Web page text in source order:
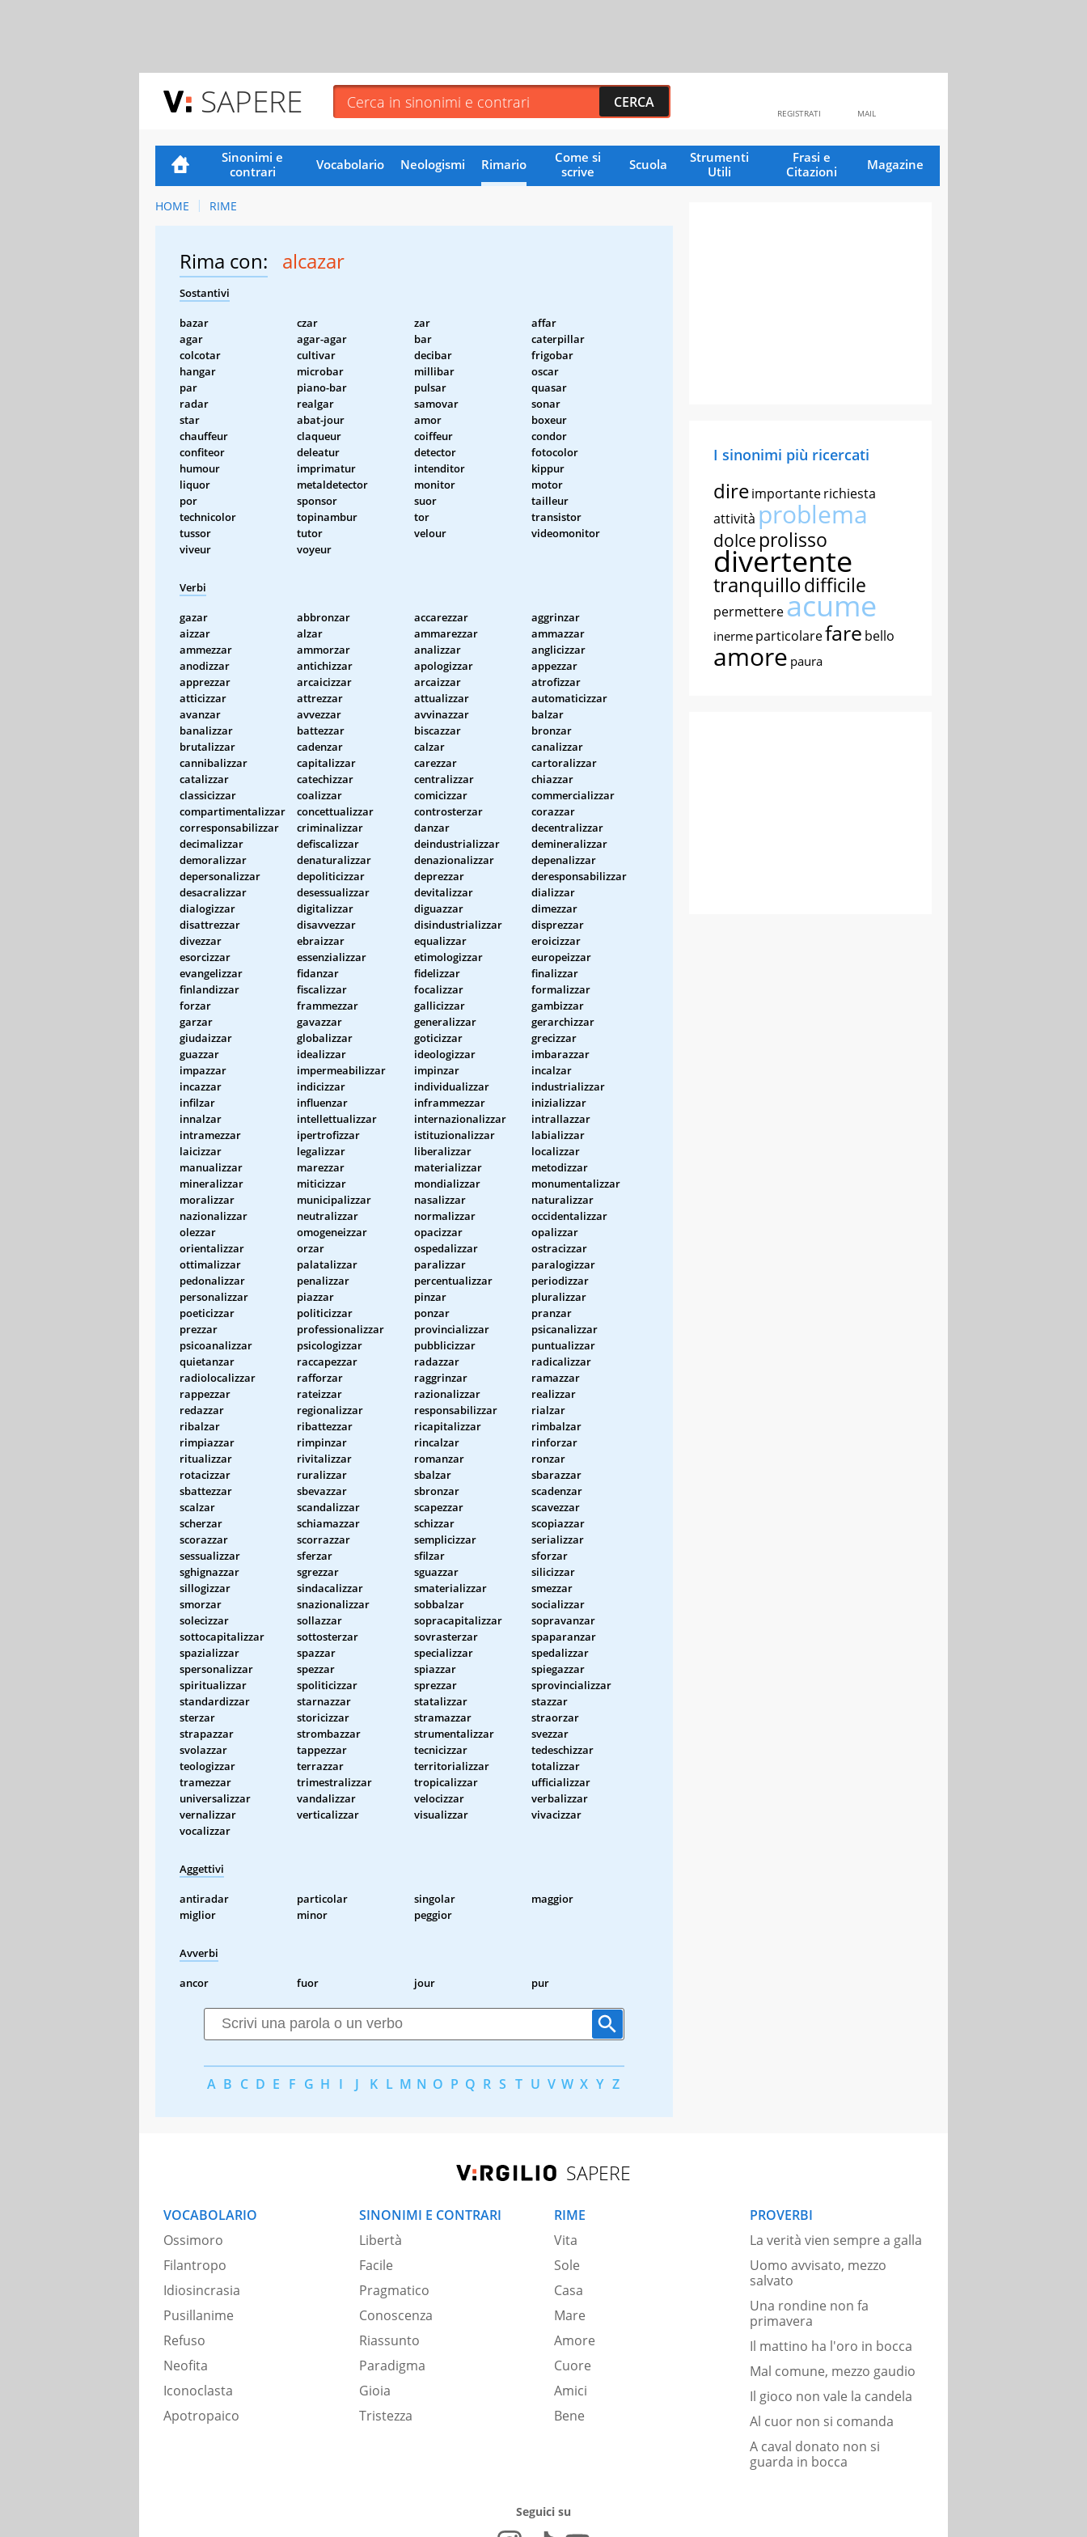
SAPERE MAIL
REGISTRATI
Sinonimi e
contrari
Vocabolario Neologismi Rimario
Come si
scrive
Scuola
Strumenti
Utili
Frasi e
Citazioni
Magazine
HOME RIME
Rima con: alcazar
Sostantivi
bazar czar zar
affar
agar
agar-agar bar
caterpillar
colcotar
cultivar decibar
frigobar
hangar
microbar millibar
oscar
par
piano-bar pulsar
quasar
radar
realgar samovar
sonar
star
abat-jour amor
boxeur
chauffeur
claqueur coiffeur
condor
confiteor
deleatur detector
fotocolor
humour
imprimatur intenditor
kippur
liquor
metaldetector monitor
motor
por
sponsor suor
tailleur
technicolor
topinambur tor
transistor
tussor
tutor velour
videomonitor
viveur
voyeur
Verbi
gazar abbronzar accarezzar
aggrinzar
aizzar
alzar ammarezzar
ammazzar
ammezzar
ammorzar analizzar
anglicizzar
anodizzar
antichizzar apologizzar
appezzar
apprezzar
arcaicizzar arcaizzar
atrofizzar
atticizzar
attrezzar attualizzar
automaticizzar
avanzar
avvezzar avvinazzar
balzar
banalizzar
battezzar biscazzar
bronzar
brutalizzar
cadenzar calzar
canalizzar
cannibalizzar
capitalizzar carezzar
cartoralizzar
catalizzar
catechizzar centralizzar
chiazzar
classicizzar
coalizzar comicizzar
commercializzar
compartimentalizzar
concettualizzar controsterzar
corazzar
corresponsabilizzar
criminalizzar danzar
decentralizzar
decimalizzar
defiscalizzar deindustrializzar
demineralizzar
demoralizzar
denaturalizzar denazionalizzar
depenalizzar
depersonalizzar
depoliticizzar deprezzar
deresponsabilizzar
desacralizzar
desessualizzar devitalizzar
dializzar
dialogizzar
digitalizzar diguazzar
dimezzar
disattrezzar
disavvezzar disindustrializzar
disprezzar
divezzar
ebraizzar equalizzar
eroicizzar
esorcizzar
essenzializzar etimologizzar
europeizzar
evangelizzar
fidanzar fidelizzar
finalizzar
finlandizzar
fiscalizzar focalizzar
formalizzar
forzar
frammezzar gallicizzar
gambizzar
garzar
gavazzar generalizzar
gerarchizzar
giudaizzar
globalizzar goticizzar
grecizzar
guazzar
idealizzar ideologizzar
imbarazzar
impazzar
impermeabilizzar impinzar
incalzar
incazzar
indicizzar individualizzar
industrializzar
infilzar
influenzar inframmezzar
inizializzar
innalzar
intellettualizzar internazionalizzar
intrallazzar
intramezzar
ipertrofizzar istituzionalizzar
labializzar
laicizzar
legalizzar liberalizzar
localizzar
manualizzar
marezzar materializzar
metodizzar
mineralizzar
miticizzar mondializzar
monumentalizzar
moralizzar
municipalizzar nasalizzar
naturalizzar
nazionalizzar
neutralizzar normalizzar
occidentalizzar
olezzar
omogeneizzar opacizzar
opalizzar
orientalizzar
orzar ospedalizzar
ostracizzar
ottimalizzar
palatalizzar paralizzar
paralogizzar
pedonalizzar
penalizzar percentualizzar
periodizzar
personalizzar
piazzar pinzar
pluralizzar
poeticizzar
politicizzar ponzar
pranzar
prezzar
professionalizzar provincializzar
psicanalizzar
psicoanalizzar
psicologizzar pubblicizzar
puntualizzar
quietanzar
raccapezzar radazzar
radicalizzar
radiolocalizzar
rafforzar raggrinzar
ramazzar
rappezzar
rateizzar razionalizzar
realizzar
redazzar
regionalizzar responsabilizzar
rialzar
ribalzar
ribattezzar ricapitalizzar
rimbalzar
rimpiazzar
rimpinzar rincalzar
rinforzar
ritualizzar
rivitalizzar romanzar
ronzar
rotacizzar
ruralizzar sbalzar
sbarazzar
sbattezzar
sbevazzar sbronzar
scadenzar
scalzar
scandalizzar scapezzar
scavezzar
scherzar
schiamazzar schizzar
scopiazzar
scorazzar
scorrazzar semplicizzar
serializzar
sessualizzar
sferzar sfilzar
sforzar
sghignazzar
sgrezzar sguazzar
silicizzar
sillogizzar
sindacalizzar smaterializzar
smezzar
smorzar
snazionalizzar sobbalzar
socializzar
solecizzar
sollazzar sopracapitalizzar
sopravanzar
sottocapitalizzar
sottosterzar sovrasterzar
spaparanzar
spazializzar
spazzar specializzar
spedalizzar
spersonalizzar
spezzar spiazzar
spiegazzar
spiritualizzar
spoliticizzar sprezzar
sprovincializzar
standardizzar
starnazzar statalizzar
stazzar
sterzar
storicizzar stramazzar
straorzar
strapazzar
strombazzar strumentalizzar
svezzar
svolazzar
tappezzar tecnicizzar
tedeschizzar
teologizzar
terrazzar territorializzar
totalizzar
tramezzar
trimestralizzar tropicalizzar
ufficializzar
universalizzar
vandalizzar velocizzar
verbalizzar
vernalizzar
verticalizzar visualizzar
vivacizzar
vocalizzar
Aggettivi
antiradar particolar singolar
maggior
miglior
minor peggior
Avverbi
ancor fuor jour pur
A B C D E F G H I J K L M N O P Q R S T U V W X Y Z
I sinonimi più ricercati
direimportanterichiesta
attività problema
dolce prolisso
divertente
tranquillodifficile
permettereacume
inerme particolarefare bello
amore paura
SAPERE
VOCABOLARIO
Ossimoro
Filantropo
Idiosincrasia
Pusillanime
Refuso
Neofita
Iconoclasta
Apotropaico
SINONIMI E CONTRARI
Libertà
Facile
Pragmatico
Conoscenza
Riassunto
Paradigma
Gioia
Tristezza
RIME
Vita
Sole
Casa
Mare
Amore
Cuore
Amici
Bene
PROVERBI
La verità vien sempre a galla
Uomo avvisato, mezzo
salvato
Una rondine non fa
primavera
Il mattino ha l'oro in bocca
Mal comune, mezzo gaudio
Il gioco non vale la candela
Al cuor non si comanda
A caval donato non si
guarda in bocca
Seguici su